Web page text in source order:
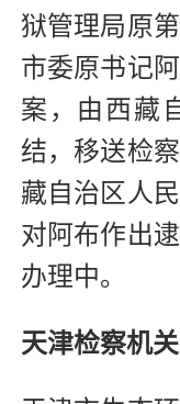
狱管理局原
市委原书记
案，由西藏
结，移送检
藏自治区人
对阿布作出
办理中。
天津检察机